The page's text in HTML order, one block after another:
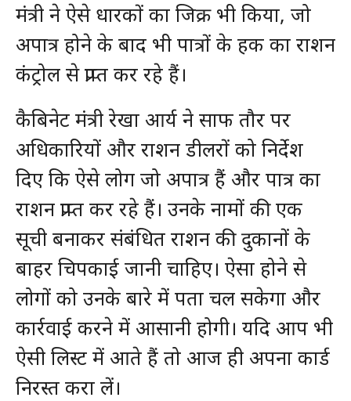
मंत्री ने ऐसे धारकों का जिक्र भी किया, जो
अपात्र होने के बाद भी पात्रों के हक का राशन
कंट्रोल से प्राप्त कर रहे हैं।
कैबिनेट मंत्री रेखा आर्य ने साफ तौर पर
अधिकारियों और राशन डीलरों को निर्देश
दिए कि ऐसे लोग जो अपात्र हैं और पात्र का
राशन प्राप्त कर रहे हैं। उनके नामों की एक
सूची बनाकर संबंधित राशन की दुकानों के
बाहर चिपकाई जानी चाहिए। ऐसा होने से
लोगों को उनके बारे में पता चल सकेगा और
कार्रवाई करने में आसानी होगी। यदि आप भी
ऐसी लिस्ट में आते हैं तो आज ही अपना कार्ड
निरस्त करा लें।